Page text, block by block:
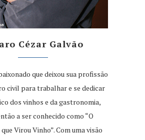
Cézar Galvão
que deixou sua profissão
civil para trabalhar e se dedicar
dos vinhos e da gastronomia,
a ser conhecido como “O
Virou Vinho”. Com uma visão